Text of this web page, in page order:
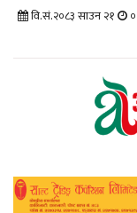
वि.सं.२०८३ साउन २१